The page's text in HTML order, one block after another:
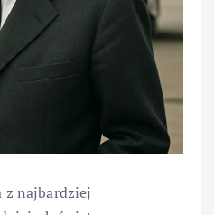
z najbardziej